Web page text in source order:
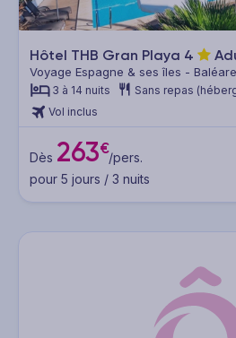
Hôtel THB Gran Playa 4
Voyage Espagne & ses îles -
3 à 14 nuits
Sans repas
Vol inclus
Dès 263€/pers.
pour 5 jours / 3 nuits